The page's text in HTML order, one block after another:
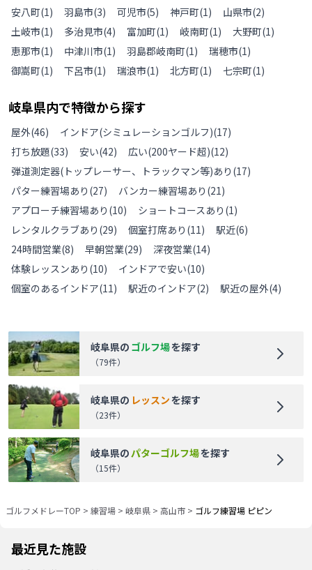
安八町(1) 羽島市(3) 可児市(5) 神戸町(1) 山県市(2)
土岐市(1) 多治見市(4) 富加町(1) 岐南町(1) 大野町(1)
恵那市(1) 中津川市(1) 羽島郡岐南町(1) 瑞穂市(1)
御嵩町(1) 下呂市(1) 瑞浪市(1) 北方町(1) 七宗町(1)
岐阜県内で特徴から探す
屋外(46) インドア(シミュレーションゴルフ)(17)
打ち放題(33) 安い(42) 広い(200ヤード超)(12)
弾道測定器(トップレーサー、トラックマン等)あり (17)
パター練習場あり (27) バンカー練習場あり (21)
アプローチ練習場あり (10) ショートコースあり (1)
レンタルクラブあり (29) 個室打席あり (11) 駅近(6)
24時間営業(8) 早朝営業(29) 深夜営業(14)
体験レッスンあり (10) インドアで安い(10)
個室のあるインドア(11) 駅近のインドア(2) 駅近の屋外(4)
岐阜県の ゴルフ場を探す
（79件）
岐阜県の レッスンを探す
（23件）
岐阜県の パターゴルフ場を探す
（15件）
ゴルフメドレーTOP > 練習場 > 岐阜県 > 高山市 > ゴルフ練習場 ピピン
最近見た施設